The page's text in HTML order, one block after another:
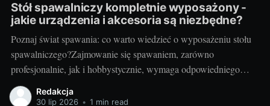
Stół spawalniczy kompletnie wyposażony -
jakie urządzenia i akcesoria są niezbędne?
Poznaj świat spawania: co warto wiedzieć o wyposażeniu stołu
spawalniczego?Zajmowanie się spawaniem, zarówno
profesjonalnie, jak i hobbystycznie, wymaga odpowiedniego
wyposażenia stołu spawalniczego. Wybór odpowiednich
akcesoriów jest kluczowy dla wydajności i bezpieczeństwa
Redakcja
30 lip 2026 • 1 min read